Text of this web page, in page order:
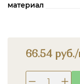
материал
66.54